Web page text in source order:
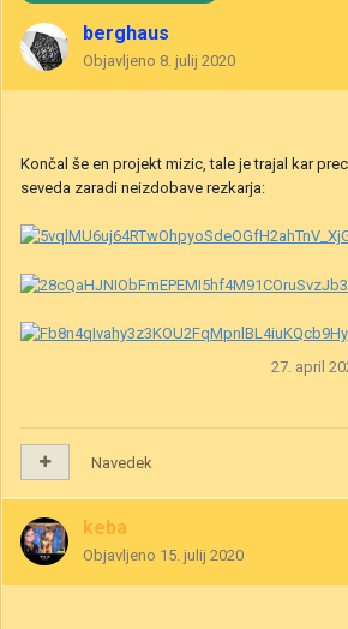
berghaus
Objavljeno 8. julij 2020
Končal še en projekt mizic, tale je trajal kar
seveda zaradi neizdobave rezkarja:
27. april
Navedek
keba
Objavljeno 15. julij 2020